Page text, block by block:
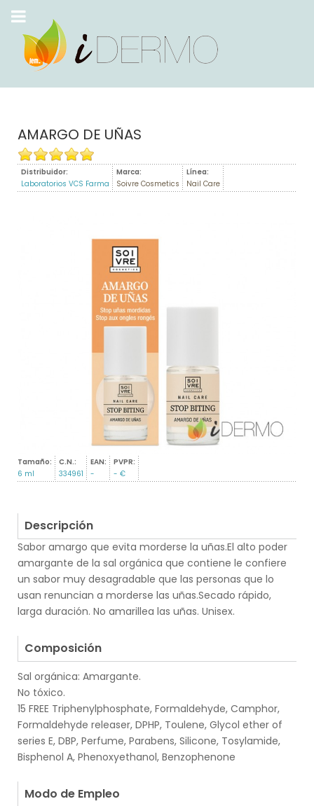
AMARGO DE UÑAS
Distribuidor:
Laboratorios VCS Farma
Marca:
Soivre Cosmetics
Línea:
Nail Care
Tamaño:
6 ml
C.N.:
334961
EAN:
-
PVPR:
- €
Descripción
Sabor amargo que evita morderse la uñas.El alto poder
amargante de la sal orgánica que contiene le confiere
un sabor muy desagradable que las personas que lo
usan renuncian a morderse las uñas.Secado rápido,
larga duración. No amarillea las uñas. Unisex.
Composición
Sal orgánica: Amargante.
No tóxico.
15 FREE Triphenylphosphate, Formaldehyde, Camphor,
Formaldehyde releaser, DPHP, Toulene, Glycol ether of
series E, DBP, Perfume, Parabens, Silicone, Tosylamide,
Bisphenol A, Phenoxyethanol, Benzophenone
Modo de Empleo